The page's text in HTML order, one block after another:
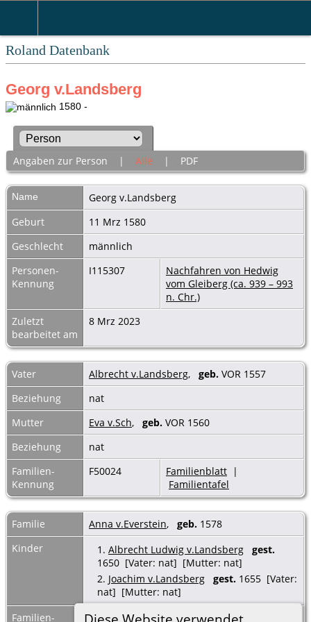
Roland Datenbank
Georg v.Landsberg
1580 -
Angaben zur Person | Alle | PDF
Name Georg v.Landsberg
Geburt
11 Mrz 1580
Geschlecht
männlich
Personen-
Kennung
I115307
Nachfahren von Hedwig
vom Gleiberg (ca. 939 – 993
n. Chr.)
Zuletzt
bearbeitet am
8 Mrz 2023
Vater Albrecht v.Landsberg, geb. VOR 1557
Beziehung
nat
Mutter
Eva v.Sch, geb. VOR 1560
Beziehung
nat
Familien-
Kennung
F50024 Familienblatt |
Familientafel
Familie Anna v.Everstein, geb. 1578
Kinder
1. Albrecht Ludwig v.Landsberg
gest.
1650 [Vater: nat] [Mutter: nat]
2. Joachim v.Landsberg gest. 1655 [Vater:
nat] [Mutter: nat]
Familien-
F53029 Familienblatt|